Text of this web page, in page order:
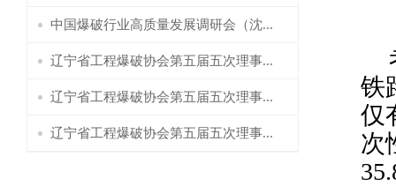
中国爆破行业高质量发展调研会（沈...
辽宁省工程爆破协会第五届五次理事...
辽宁省工程爆破协会第五届五次理事...
辽宁省工程爆破协会第五届五次理事...
铁
仅
次